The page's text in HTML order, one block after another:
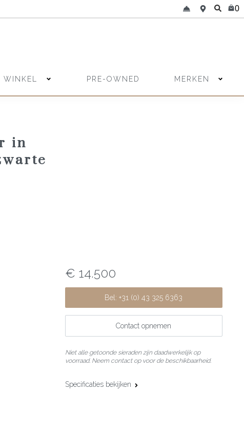
0
WINKEL PRE-OWNED MERKEN
in
€ 14.500
Bel: +31 (0) 43 325 6363
Contact opnemen
Niet alle getoonde sieraden zijn daadwerkelijk op
voorraad. Neem contact op voor de beschikbaarheid.
Specificaties bekijken